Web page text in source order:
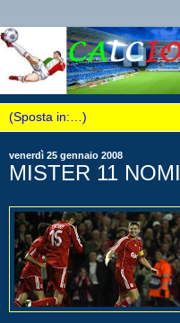
venerdì 25 gennaio 2008
MISTER 11 NOMI